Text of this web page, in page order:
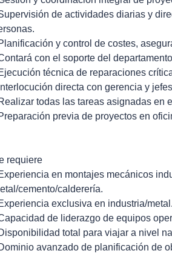
de actividades diarias y
y control de costes,
con el soporte del
técnica de reparaciones
directa con gerencia y
todas las tareas asignadas en
previa de proyectos en
requiere
en montajes mecánicos
cemento/calderería.
exclusiva en industria/metal.
de liderazgo de equipos
total para viajar a nivel
avanzado de planificación de